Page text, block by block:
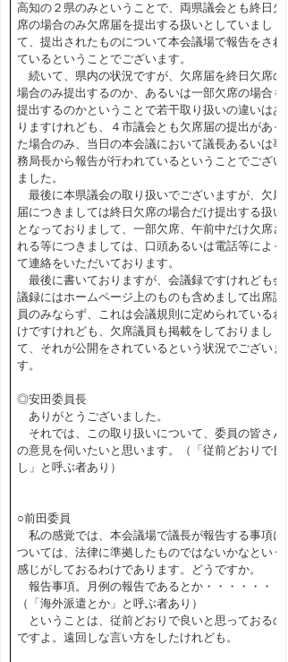
高知の２県のみということで、両県議会とも終日欠
席の場合のみ欠席届を提出する扱いとしていまし
て、提出されたものについて本会議場で報告をされ
ているということでございます。
続いて、県内の状況ですが、欠席届を終日欠席の
場合のみ提出するのか、あるいは一部欠席の場合も
提出するのかということで若干取り扱いの違いはあ
りますけれども、４市議会とも欠席届の提出があっ
た場合のみ、当日の本会議において議長あるいは事
務局長から報告が行われているということでござい
ました。
最後に本県議会の取り扱いでございますが、欠席
届につきましては終日欠席の場合だけ提出する扱い
となっておりまして、一部欠席、午前中だけ欠席さ
れる等につきましては、口頭あるいは電話等によっ
て連絡をいただいております。
最後に書いておりますが、会議録ですけれども会
議録にはホームページ上のものも含めまして出席議
員のみならず、これは会議規則に定められているわ
けですけれども、欠席議員も掲載をしておりまし
て、それが公開をされているという状況でございま
す。
◎安田委員長
ありがとうございました。
それでは、この取り扱いについて、委員の皆さん
の意見を伺いたいと思います。（「従前どおりで良
し」と呼ぶ者あり）
○前田委員
私の感覚では、本会議場で議長が報告する事項に
ついては、法律に準拠したものではないかなという
感じがしておるわけであります。どうですか。
報告事項。月例の報告であるとか・・・・・・
（「海外派遣とか」と呼ぶ者あり）
ということは、従前どおりで良いと思っておるの
ですよ。遠回しな言い方をしたけれども。